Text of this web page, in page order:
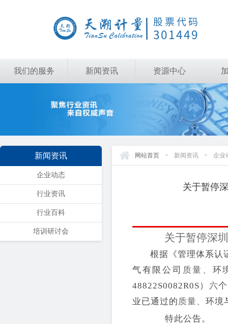
我们的服务 新闻资讯 资源中心
新闻资讯
企业动态
行业资讯
行业百科
培训研讨会
网站首页 > 新闻资讯 > 企业
关于暂停
关于暂停深
根据《管理体系认
气有限公司 质量、 环
48822S0082R0S） 六
业已通过的 质量、 环境
特此公告。